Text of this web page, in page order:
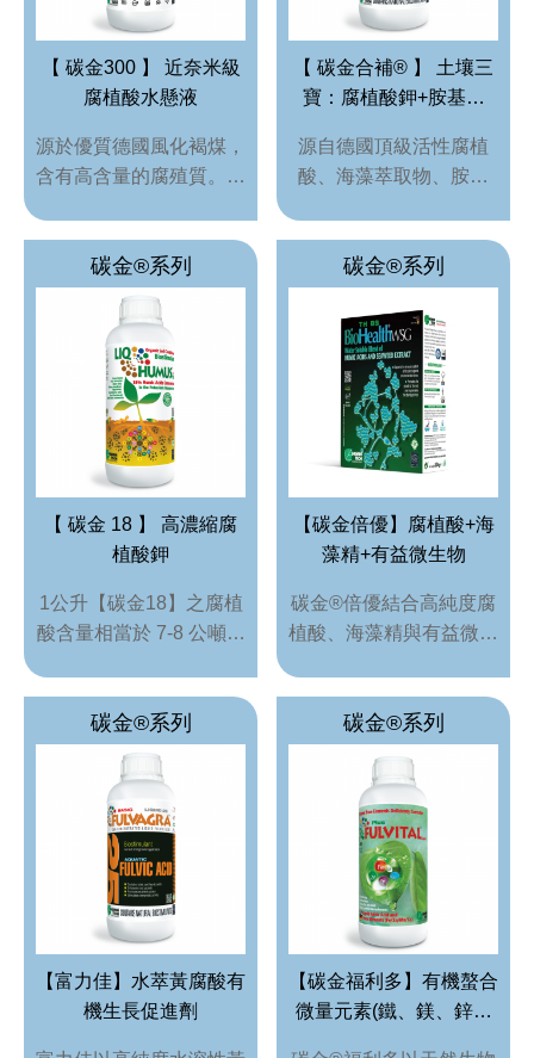
【 碳金300 】 近奈米級
腐植酸水懸液
源於優質德國風化褐煤，
含有高含量的腐殖質。腐
懸浮在水懸浮液中。腐植
酸被保留在腐植質的材料
分子網絡中。使得土壤中
腐殖質的穩定性更高，定
期使用 碳金®300 會持續
增加永久腐殖質含量。同
時，碳金®300 提高了土
壤中的交換和緩衝能力。
碳金®300 刺激土壤中的
根部生長並持續改善土壤
結構。
【 碳金合補® 】 土壤三
寶：腐植酸鉀+胺基酸
源自德國頂級活性腐植
酸、海藻萃取物、胺基
物刺激素。內含 活性腐
植酸 與 黃腐酸 能刺激植
改善土壤品質; 海藻萃取
物 能促進細胞分化，加
速根莖葉等組織發育; 胺
基酸/胜肽 是蛋白質合成
的主 要成分，可迅速被
植物吸收利用以儲備能
量，用於生理代謝過程，
以提高植物生長勢與 逆
境的補償。
碳金®系列
【 碳金 18 】 高濃縮腐
植酸鉀
1公升【碳金18】之腐植
酸含量相當於 7-8 公噸有
高濃縮腐植酸鉀，具持效
改良土壤、提升保水保肥
力及促進根系吸收功能，
是兼具肥效與土壤再生力
的專業型有機促進劑。
碳金®系列
【碳金倍優】腐植酸+海
藻精+有益微生物
碳金®倍優結合高純度腐
植酸、海藻精與有益微生
強化植株體質，改善土壤
環境並增強作物抗逆性，
施用
碳金®系列
【富力佳】水萃黃腐酸有
機生長促進劑
碳金®系列
【碳金福利多】有機螯合
微量元素(鐵、鎂、鋅、